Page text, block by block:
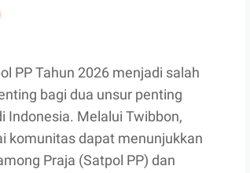
PP Tahun 2026 menjadi salah
bagi dua unsur penting
Indonesia. Melalui Twibbon,
komunitas dapat menunjukkan
Praja (Satpol PP) dan